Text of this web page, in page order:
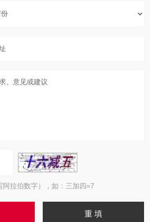
拉伯数字），如：三加四=7